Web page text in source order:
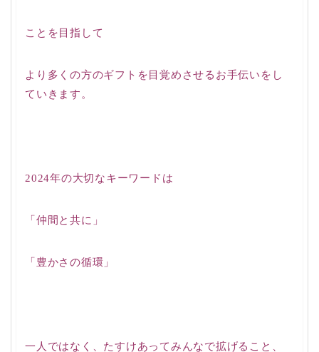
ことを目指して
より多くの方のギフトを目覚めさせるお手伝いをし
ていきます。
2024年の大切なキーワードは
「仲間と共に」
「豊かさの循環」
一人ではなく、たすけあってみんなで拡げること、